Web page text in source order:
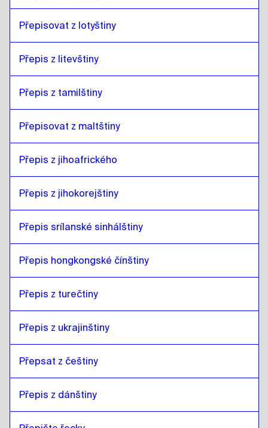
Přepisovat z lotyštiny
Přepis z litevštiny
Přepis z tamilštiny
Přepisovat z maltštiny
Přepis z jihoafrického
Přepis z jihokorejštiny
Přepis srílanské sinhálštiny
Přepis hongkongské čínštiny
Přepis z turečtiny
Přepis z ukrajinštiny
Přepsat z češtiny
Přepis z dánštiny